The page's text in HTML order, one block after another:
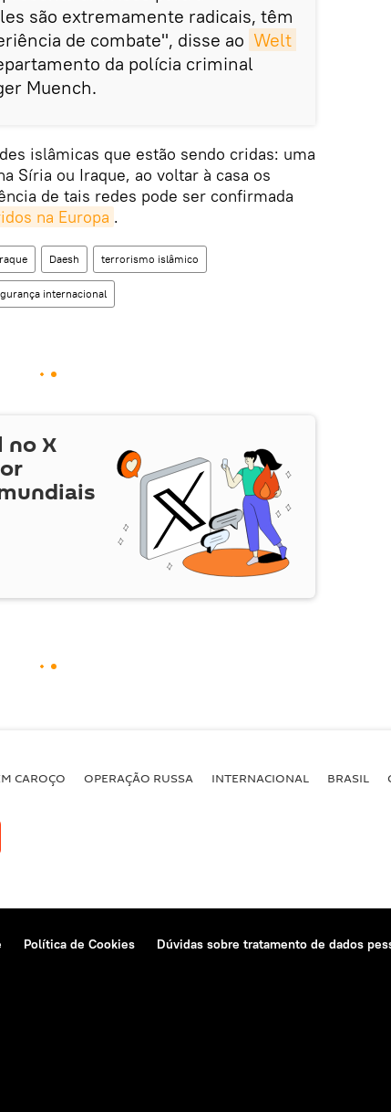
são extremamente radicais, têm
de combate", disse ao Welt
da polícia criminal
Muench.
islâmicas que estão sendo cridas: uma
Síria ou Iraque, ao voltar à casa os
de tais redes pode ser confirmada
na Europa .
Daesh terrorismo islâmico
internacional
noX
CAROÇO OPERAÇÃO RUSSA INTERNACIONAL BRASIL
Política de Cookies Dúvidas sobre tratamento de dados